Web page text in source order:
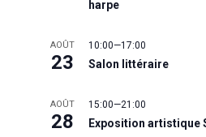
harpe
AOÛT
23
10:00—17:00
Salon littéraire
AOÛT
28
15:00—21:00
Exposition artistique